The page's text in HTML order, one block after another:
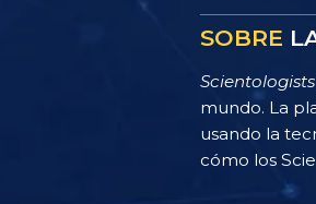
SOBRE
mundo. La
usando la
cómo los